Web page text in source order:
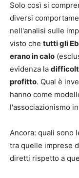
Solo così si
diversi
nell'analisi sulle
visto che tutti gli
erano in calo
evidenza la
profitto. Qual è
hanno come
l'associazionismo
Ancora: quali sono
tra quelle imprese
diretti rispetto a